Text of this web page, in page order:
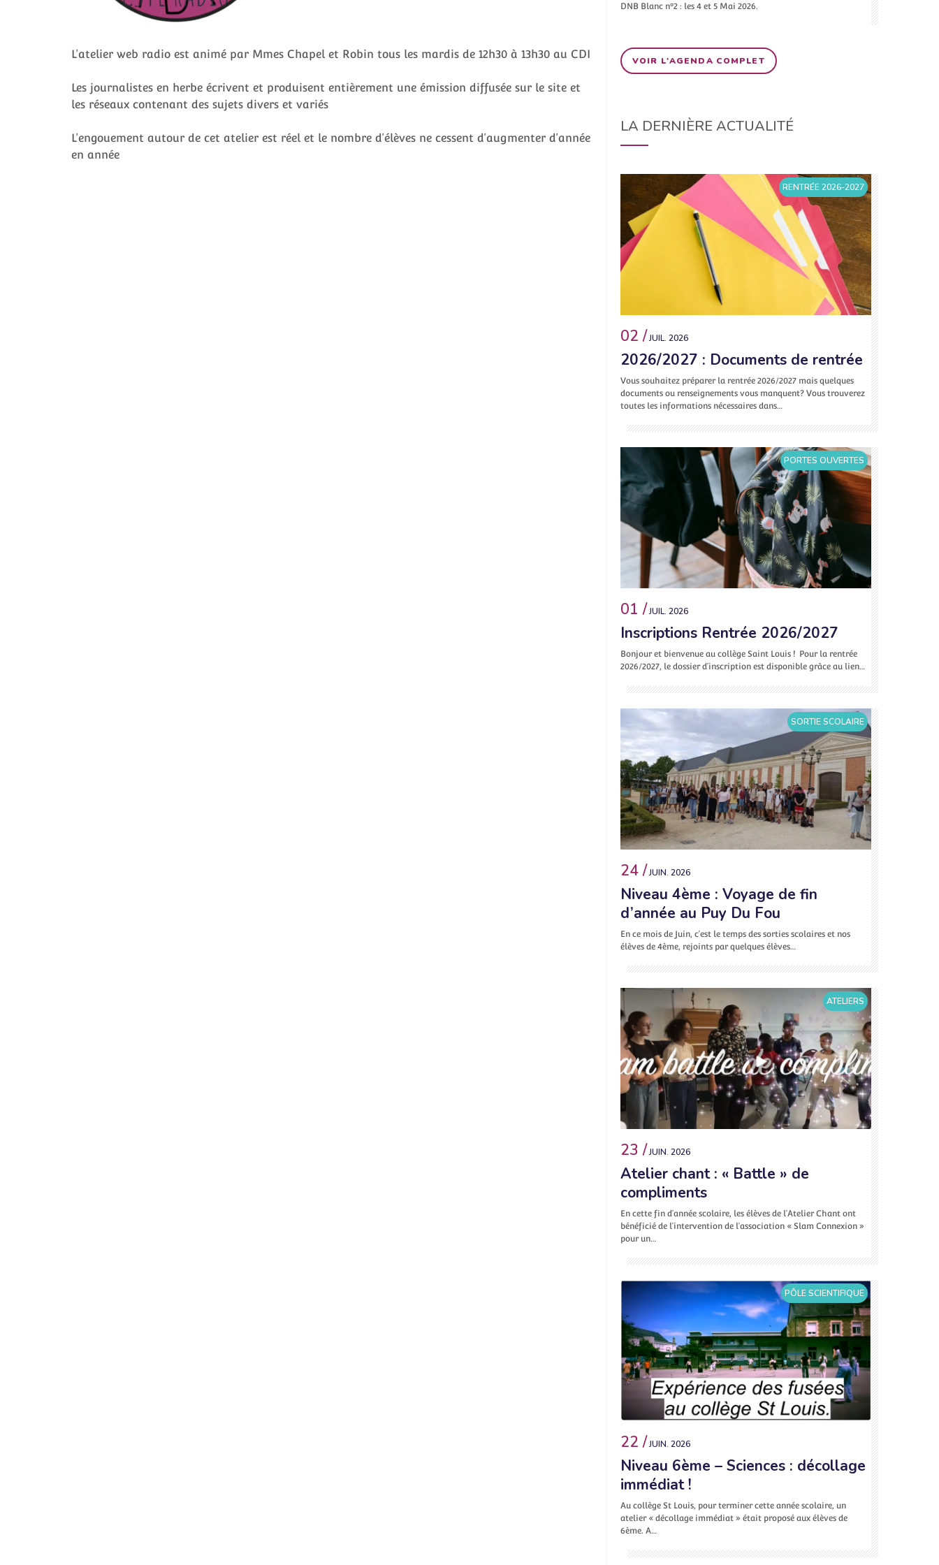
L’atelier web radio est animé par Mmes Chapel et Robin tous les mardis de 12h30 à 13h30 au CDI
Les journalistes en herbe écrivent et produisent entièrement une émission diffusée sur le site et
les réseaux contenant des sujets divers et variés
L’engouement autour de cet atelier est réel et le nombre d’élèves ne cessent d’augmenter d’année
en année
DNB Blanc n°2 : les 4 et 5 Mai 2026.
VOIR L'AGENDA COMPLET
LA DERNIÈRE ACTUALITÉ
RENTRÉE 2026-2027
02 /JUIL. 2026
2026/2027 : Documents de rentrée
Vous souhaitez préparer la rentrée 2026/2027 mais quelques
documents ou renseignements vous manquent? Vous trouverez
toutes les informations nécessaires dans…
PORTES OUVERTES
01 /JUIL. 2026
Inscriptions Rentrée 2026/2027
Bonjour et bienvenue au collège Saint Louis ! Pour la rentrée
2026/2027, le dossier d’inscription est disponible grâce au lien…
SORTIE SCOLAIRE
24 /JUIN. 2026
Niveau 4ème : Voyage de fin
d’année au Puy Du Fou
En ce mois de Juin, c’est le temps des sorties scolaires et nos
élèves de 4ème, rejoints par quelques élèves…
ATELIERS
23 /JUIN. 2026
Atelier chant : « Battle » de
compliments
En cette fin d’année scolaire, les élèves de l’Atelier Chant ont
bénéficié de l’intervention de l’association « Slam Connexion »
pour un…
PÔLE SCIENTIFIQUE
22 /JUIN. 2026
Niveau 6ème – Sciences : décollage
immédiat !
Au collège St Louis, pour terminer cette année scolaire, un
atelier « décollage immédiat » était proposé aux élèves de
6ème. A…